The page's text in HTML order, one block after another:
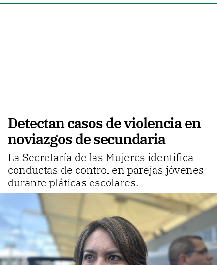
Detectan casos de violencia en
noviazgos de secundaria
La Secretaría de las Mujeres identifica
conductas de control en parejas jóvenes
durante pláticas escolares.